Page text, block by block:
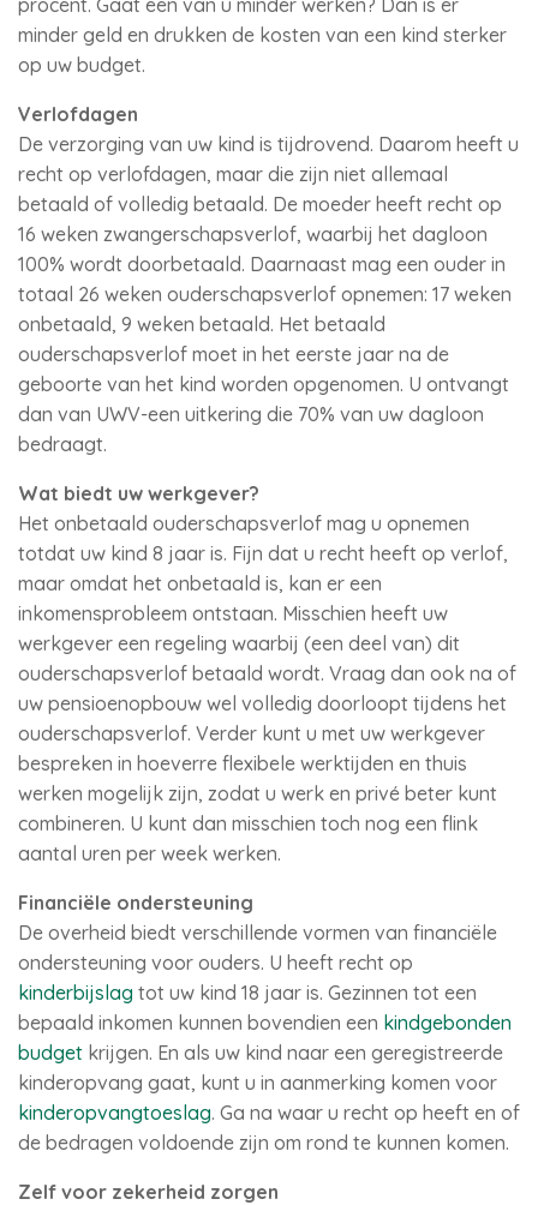
procent. Gaat een van u minder werken? Dan is er
minder geld en drukken de kosten van een kind sterker
op uw budget.
Verlofdagen
De verzorging van uw kind is tijdrovend. Daarom heeft u
recht op verlofdagen, maar die zijn niet allemaal
betaald of volledig betaald. De moeder heeft recht op
16 weken zwangerschapsverlof, waarbij het dagloon
100% wordt doorbetaald. Daarnaast mag een ouder in
totaal 26 weken ouderschapsverlof opnemen: 17 weken
onbetaald, 9 weken betaald. Het betaald
ouderschapsverlof moet in het eerste jaar na de
geboorte van het kind worden opgenomen. U ontvangt
dan van UWV-een uitkering die 70% van uw dagloon
bedraagt.
Wat biedt uw werkgever?
Het onbetaald ouderschapsverlof mag u opnemen
totdat uw kind 8 jaar is. Fijn dat u recht heeft op verlof,
maar omdat het onbetaald is, kan er een
inkomensprobleem ontstaan. Misschien heeft uw
werkgever een regeling waarbij (een deel van) dit
ouderschapsverlof betaald wordt. Vraag dan ook na of
uw pensioenopbouw wel volledig doorloopt tijdens het
ouderschapsverlof. Verder kunt u met uw werkgever
bespreken in hoeverre flexibele werktijden en thuis
werken mogelijk zijn, zodat u werk en privé beter kunt
combineren. U kunt dan misschien toch nog een flink
aantal uren per week werken.
Financiële ondersteuning
De overheid biedt verschillende vormen van financiële
ondersteuning voor ouders. U heeft recht op
kinderbijslag tot uw kind 18 jaar is. Gezinnen tot een
bepaald inkomen kunnen bovendien een kindgebonden
budget krijgen. En als uw kind naar een geregistreerde
kinderopvang gaat, kunt u in aanmerking komen voor
kinderopvangtoeslag. Ga na waar u recht op heeft en of
de bedragen voldoende zijn om rond te kunnen komen.
Zelf voor zekerheid zorgen